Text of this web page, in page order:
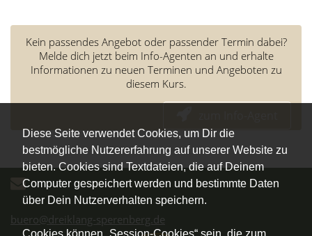
Diese Seite verwendet Cookies, um Dir die
bestmögliche Nutzererfahrung auf unserer Website zu
bieten. Cookies sind Textdateien, die auf Deinem
Computer gespeichert werden und bestimmte Daten
über Dein Nutzerverhalten speichern.
Cookies können „Session-Cookies“ sein, die zum
Kein passendes Angebot oder passender Termin dabei?
Melde dich jetzt beim Info-Agenten an und erhalte
Informationen zu neuen Terminen und Angeboten zu
diesem Kurs.
buero@dreiklang-sperenberg.de